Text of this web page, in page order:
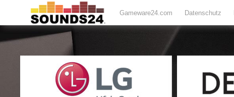
Gameware24.com Datenschutz